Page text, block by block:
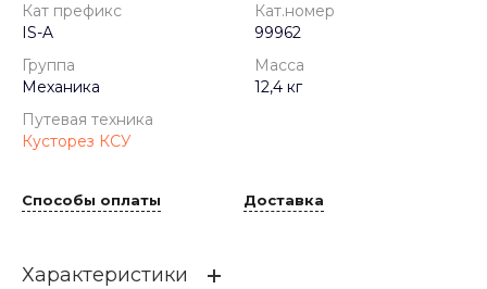
Кат префикс
IS-A
Кат.номер
99962
Группа
Механика
Масса
12,4 кг
Путевая техника
Кусторез КСУ
Способы оплаты Доставка
Характеристики